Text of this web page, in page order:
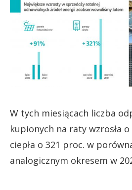
W tych miesiącach liczba
kupionych na raty wzrosła
ciepła o 321 proc. w
analogicznym okresem w